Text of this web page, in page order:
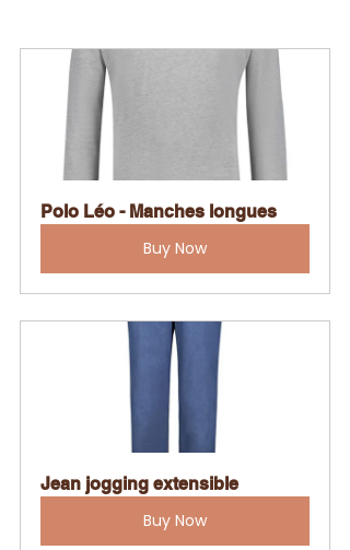
Polo Léo - Manches longues
Buy Now
Jean jogging extensible
Buy Now